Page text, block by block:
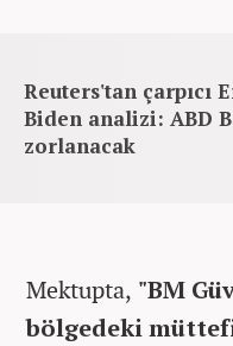
Reuters'tan çarpıcı
Biden analizi: ABD
zorlanacak
Mektupta, "BM
bölgedeki